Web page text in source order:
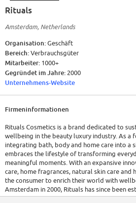
Rituals
Amsterdam, Netherlands
Organisation:Geschäft
Bereich:Verbrauchsgüter
Mitarbeiter: 1000+
Gegründet im Jahre: 2000
Unternehmens-Website
Firmeninformationen
Rituals Cosmetics is a brand dedicated to
wellbeing in the beauty luxury industry. As a
integrating bath, body and home care into a
embraces the lifestyle of transforming
meaningful moments. With an expansive
care, home fragrances, natural skin care and
the consumer to enrich their world with
Amsterdam in 2000, Rituals has since been
industry expert in over 33 countries present